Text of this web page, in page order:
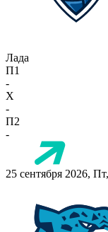
Лада
П1
-
X
-
П2
-
25 сентября 2026,